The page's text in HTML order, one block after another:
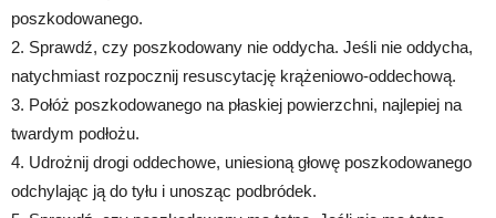
poszkodowanego.
2. Sprawdź, czy poszkodowany nie oddycha. Jeśli nie oddycha,
natychmiast rozpocznij resuscytację krążeniowo-oddechową.
3. Połóż poszkodowanego na płaskiej powierzchni, najlepiej na
twardym podłożu.
4. Udrożnij drogi oddechowe, uniesioną głowę poszkodowanego
odchylając ją do tyłu i unosząc podbródek.